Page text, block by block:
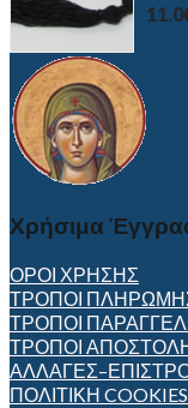
Χρήσιμα
ΟΡΟΙ ΧΡΗΣΗΣ
ΤΡΟΠΟΙ
ΤΡΟΠΟΙ
ΤΡΟΠΟΙ
ΠΟΛΙΤΙΚΗ COOKIES